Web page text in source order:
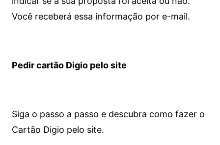
Você receberá essa informação por e-mail.
Pedir cartão Digio pelo site
Siga o passo a passo e descubra como fazer o
Cartão Digio pelo site.